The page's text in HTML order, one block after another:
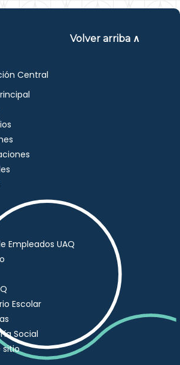
Volver arriba ∧
Central
Empleados UAQ
Escolar
Social
sitio